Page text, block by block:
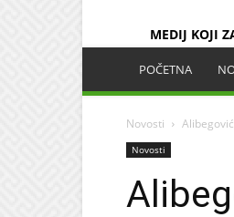
MEDIJ KOJI
POČETNA
Novosti
Novosti